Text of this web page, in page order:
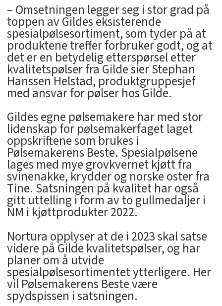
– Omsetningen legger seg i stor grad på
toppen av Gildes eksisterende
spesialpølsesortiment, som tyder på at
produktene treffer forbruker godt, og at
det er en betydelig etterspørsel etter
kvalitetspølser fra Gilde sier Stephan
Hanssen Helstad, produktgruppesjef
med ansvar for pølser hos Gilde.
Gildes egne pølsemakere har med stor
lidenskap for pølsemakerfaget laget
oppskriftene som brukes i
Pølsemakerens Beste. Spesialpølsene
lages med mye grovkvernet kjøtt fra
svinenakke, krydder og norske oster fra
Tine. Satsningen på kvalitet har også
gitt uttelling i form av to gullmedaljer i
NM i kjøttprodukter 2022.
Nortura opplyser at de i 2023 skal satse
videre på Gilde kvalitetspølser, og har
planer om å utvide
spesialpølsesortimentet ytterligere. Her
vil Pølsemakerens Beste være
spydspissen i satsningen.